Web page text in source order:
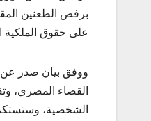
برفض الطعنين
على حقوق الملكية
ووفق بيان صدر عن
القضاء المصري،
الشخصية،